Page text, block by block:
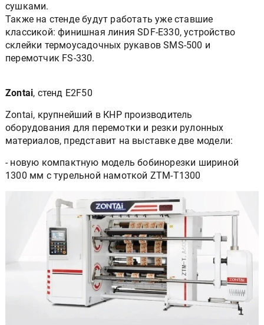
сушками.
Также на стенде будут работать уже ставшие
классикой: финишная линия SDF-E330, устройство
склейки термоусадочных рукавов SMS-500 и
перемотчик FS-330.
Zontai, стенд E2F50
Zontai, крупнейший в КНР производитель
оборудования для перемотки и резки рулонных
материалов, представит на выставке две модели:
- новую компактную модель бобинорезки шириной
1300 мм с турельной намоткой ZTM-T1300